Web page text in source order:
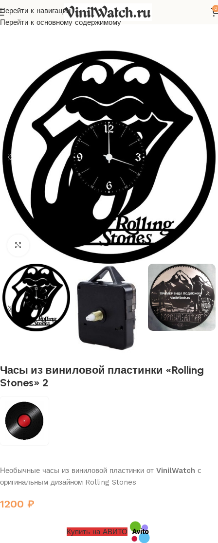
Перейти к навигации
Перейти к основному содержимому
0
из виниловой пластинки Зарубежная музыка
Нажмите, чтобы увеличить
Часы из виниловой пластинки «Rolling
Stones» 2
Необычные часы из виниловой пластинки от VinilWatch с
оригинальным дизайном Rolling Stones
1200 ₽
Купить на АВИТО